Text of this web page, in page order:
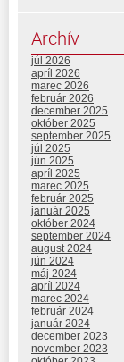
Archív
júl 2026
apríl 2026
marec 2026
február 2026
december 2025
október 2025
september 2025
júl 2025
jún 2025
apríl 2025
marec 2025
február 2025
január 2025
október 2024
september 2024
august 2024
jún 2024
máj 2024
apríl 2024
marec 2024
február 2024
január 2024
december 2023
november 2023